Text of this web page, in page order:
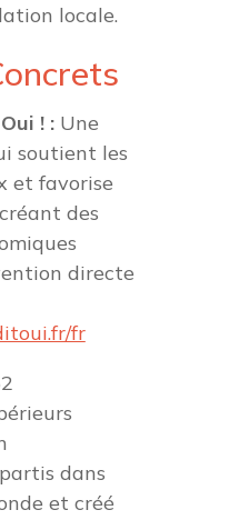
locale.
! :Une
soutient les
et favorise
des
directe
fr
dans
et créé